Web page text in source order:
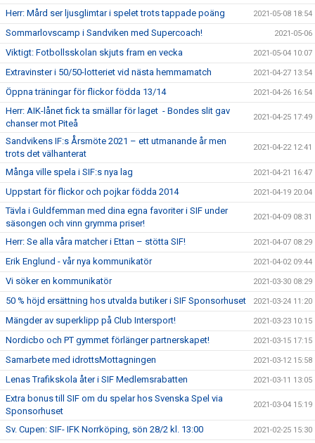
Herr: Mård ser ljusglimtar i spelet trots tappade poäng 2021-05-08 18:54
Sommarlovscamp i Sandviken med Supercoach! 2021-05-06
Viktigt: Fotbollsskolan skjuts fram en vecka 2021-05-04 10:07
Extravinster i 50/50-lotteriet vid nästa hemmamatch 2021-04-27 13:54
Öppna träningar för flickor födda 13/14 2021-04-26 16:54
Herr: AIK-lånet fick ta smällar för laget - Bondes slit gav
chanser mot Piteå
2021-04-25 17:49
Sandvikens IF:s Årsmöte 2021 – ett utmanande år men
trots det välhanterat
2021-04-22 12:41
Många ville spela i SIF:s nya lag 2021-04-21 16:47
Uppstart för flickor och pojkar födda 2014 2021-04-19 20:04
Tävla i Guldfemman med dina egna favoriter i SIF under
säsongen och vinn grymma priser!
2021-04-09 08:31
Herr: Se alla våra matcher i Ettan – stötta SIF! 2021-04-07 08:29
Erik Englund - vår nya kommunikatör 2021-04-02 09:44
Vi söker en kommunikatör 2021-03-30 08:29
50 % höjd ersättning hos utvalda butiker i SIF Sponsorhuset 2021-03-24 11:20
Mängder av superklipp på Club Intersport! 2021-03-23 10:15
Nordicbo och PT gymmet förlänger partnerskapet! 2021-03-15 17:15
Samarbete med idrottsMottagningen 2021-03-12 15:58
Lenas Trafikskola åter i SIF Medlemsrabatten 2021-03-11 13:05
Extra bonus till SIF om du spelar hos Svenska Spel via
Sponsorhuset
2021-03-04 15:19
Sv. Cupen: SIF- IFK Norrköping, sön 28/2 kl. 13:00 2021-02-25 15:30